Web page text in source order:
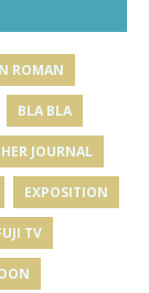
ROMAN
BLA BLA
JOURNAL
EXPOSITION
TV